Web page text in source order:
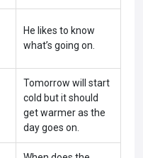
He likes to know
what’s going on.
Tomorrow will start
cold but it should
get warmer as the
day goes on.